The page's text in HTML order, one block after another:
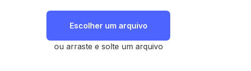
Escolher um arquivo
ou arraste e solte um arquivo